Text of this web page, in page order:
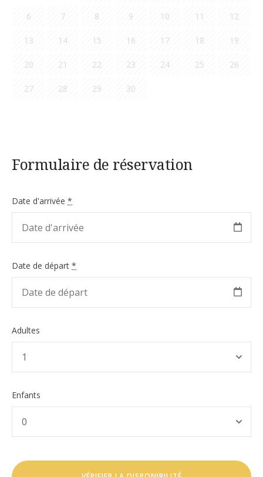
6 7 8 9 10 11 12
13 14 15 16 17 18 19
20 21 22 23 24 25 26
27 28 29 30
Formulaire de réservation
Date d'arrivée *
Date de départ *
Adultes
Enfants